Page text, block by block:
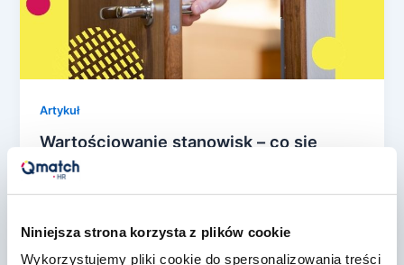
Niniejsza strona korzysta z plików cookie
Wykorzystujemy pliki cookie do spersonalizowania treści
Artykuł
Wartościowanie stanowisk – co się
dzieje, gdy robi je tylko HR?
transparentności wynagrodzeń oraz projektowane